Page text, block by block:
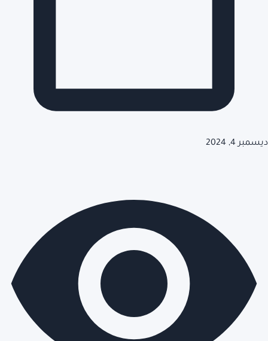
ديسمبر 4, 2024